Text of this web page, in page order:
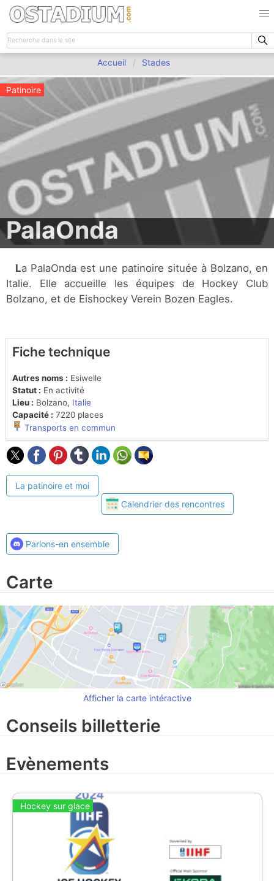
Accueil Stades
Patinoire
PalaOnda
La PalaOnda est une patinoire située à Bolzano, en
Italie. Elle accueille les équipes de Hockey Club
Bolzano, et de Eishockey Verein Bozen Eagles.
Fiche technique
Autres noms : Esiwelle
Statut : En activité
Lieu : Bolzano, Italie
Capacité : 7220 places
Transports en commun
La patinoire et moi
Calendrier des rencontres
Parlons-en ensemble
Carte
Afficher la carte intéractive
Conseils billetterie
Evènements
Hockey sur glace